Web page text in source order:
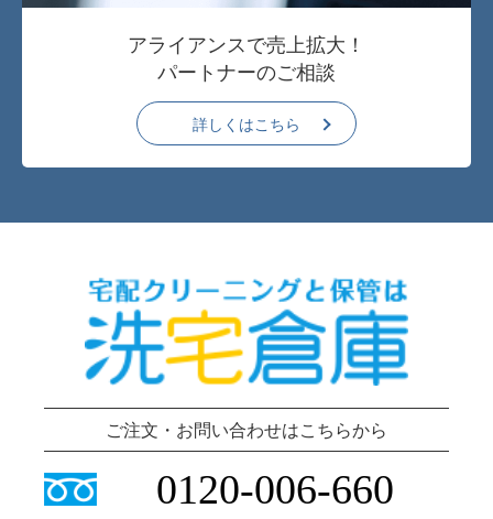
アライアンスで売上拡大！
パートナーのご相談
詳しくはこちら
ご注文・お問い合わせはこちらから
0120-006-660